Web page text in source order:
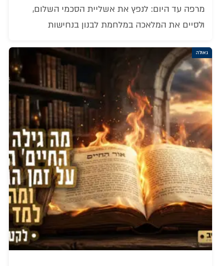
מרפה עד היום: לנפץ את אשליית הסכמי השלום,
ולסיים את המלאכה במלחמת לבנון בנחישות
גאולה